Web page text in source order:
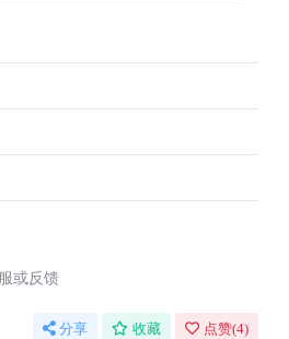
或反馈
分享 收藏 点赞(4)